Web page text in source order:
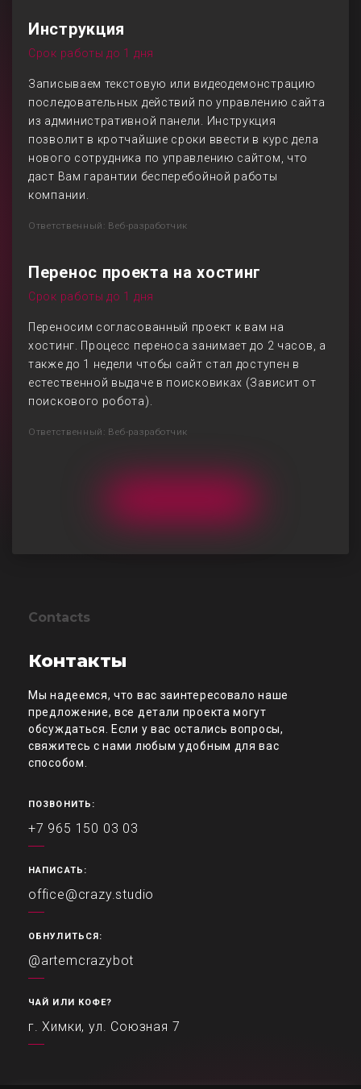
Инструкция
Срок работы до 1 дня
Записываем текстовую или видеодемонстрацию
последовательных действий по управлению сайта
из административной панели. Инструкция
позволит в кротчайшие сроки ввести в курс дела
нового сотрудника по управлению сайтом, что
даст Вам гарантии бесперебойной работы
компании.
Ответственный: Веб-разработчик
Перенос проекта на хостинг
Срок работы до 1 дня
Переносим согласованный проект к вам на
хостинг. Процесс переноса занимает до 2 часов, а
также до 1 недели чтобы сайт стал доступен в
естественной выдаче в поисковиках (Зависит от
поискового робота).
Ответственный: Веб-разработчик
Contacts
Контакты
Мы надеемся, что вас заинтересовало наше
предложение, все детали проекта могут
обсуждаться. Если у вас остались вопросы,
свяжитесь с нами любым удобным для вас
способом.
ПОЗВОНИТЬ:
+7 965 150 03 03
НАПИСАТЬ:
office@crazy.studio
ОБНУЛИТЬСЯ:
@artemcrazybot
ЧАЙ ИЛИ КОФЕ?
г. Химки, ул. Союзная 7